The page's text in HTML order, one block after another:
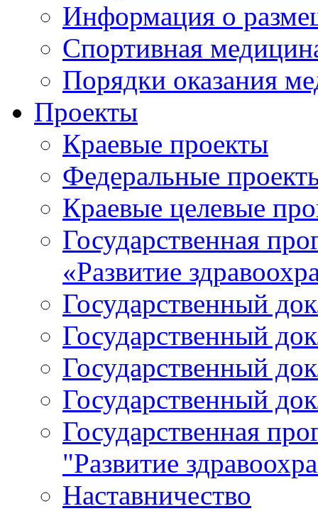
Информация о
Спортивная
Порядки оказания
Проекты
Краевые проекты
Федеральные
Краевые целевые
Государственная
«Развитие
Государственный
Государственный
Государственный
Государственный
Государственная
"Развитие
Наставничество